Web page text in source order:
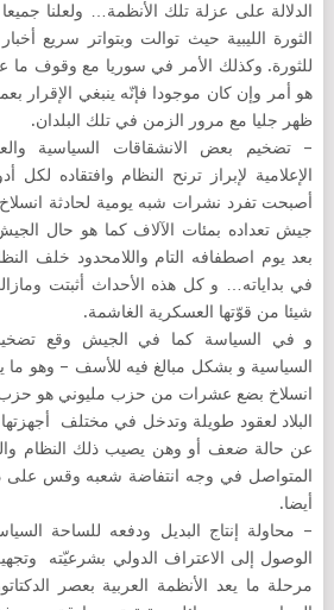
الدلالة على عزلة تلك الأنظمة… ولعلنا
الثورة الليبية حيث توالت وبتواتر سريع
للثورة. وكذلك الأمر في سوريا مع وقوف ما
هو أمر وإن كان موجودا فإنّه ينبغي الإقرار
ظهر جليا مع مرور الزمن في تلك البلدان.
– تضخيم بعض الانشقاقات السياسية
الإعلامية لإبراز ترنح النظام وافتقاده لكل
أصبحت تفرد نشرات شبه يومية لحادثة
جيش تعداده بمئات الآلاف كما هو حال
بعد يوم اصطفافه التام واللامحدود خلف
في بداياته… و كل هذه الأحداث أثبتت
شيئا من قوّتها العسكرية الغاشمة.
و في السياسة كما في الجيش وقع تضخيم
السياسية و بشكل مبالغ فيه للأسف – وهو ما
انسلاخ بضع عشرات من حزب مليوني هو
البلاد لعقود طويلة وتدخل في مختلف أجهزتها
عن حالة ضعف أو وهن يصيب ذلك النظام
المتواصل في وجه انتفاضة شعبه وقس على
أيضا.
– محاولة إنتاج البديل ودفعه للساحة
الوصول إلى الاعتراف الدولي بشرعيّته
مرحلة ما يعد الأنظمة العربية بعصر